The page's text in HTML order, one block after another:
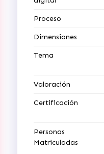
Proceso
Dimensiones
Tema
Valoración
Certificación
Personas
Matriculadas